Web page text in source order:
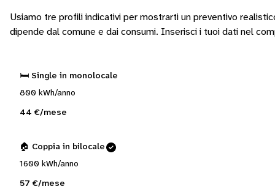
Usiamo tre profili indicativi per mostrarti un preventivo
dipende dal comune e dai consumi. Inserisci i tuoi dati nel
🛏️ Single in monolocale
800 kWh/anno
44 €/mese
🏠 Coppia in bilocale
1600 kWh/anno
57 €/mese